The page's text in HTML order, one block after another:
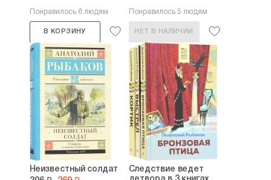
Понравилось 6 людям
В КОРЗИНУ
Понравилось 5 людям
НЕТ В НАЛИЧИИ
Неизвестный солдат
Следствие ведет